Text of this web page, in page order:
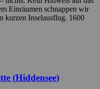
Einräumen schnappen wir
kurzen Inselausflug. 1600
(Hiddensee)